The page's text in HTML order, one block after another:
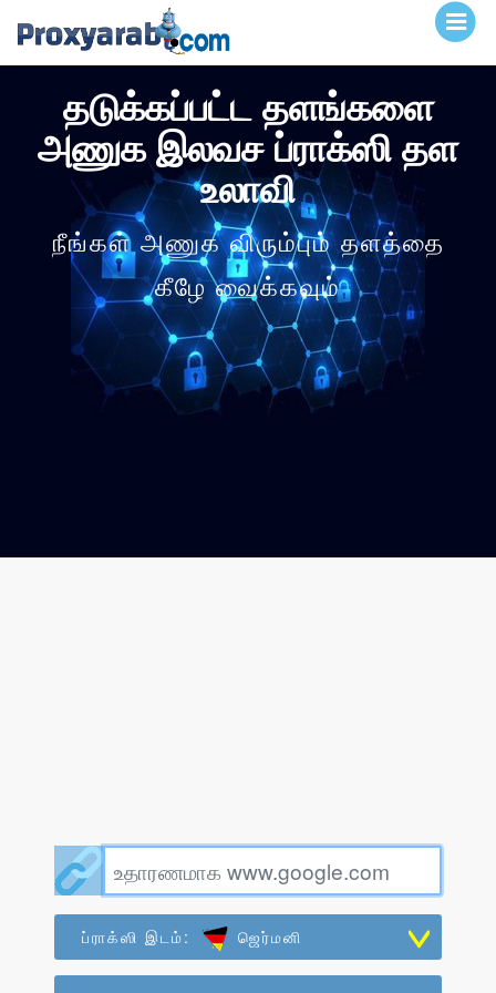
தடுக்கப்பட்ட தளங்களை
அணுக இலவச ப்ராக்ஸி தள
உலாவி
நீங்கள் அணுக விரும்பும் தளத்தை
கீழே வைக்கவும்
ப்ராக்ஸி இடம்: ஜெர்மனி